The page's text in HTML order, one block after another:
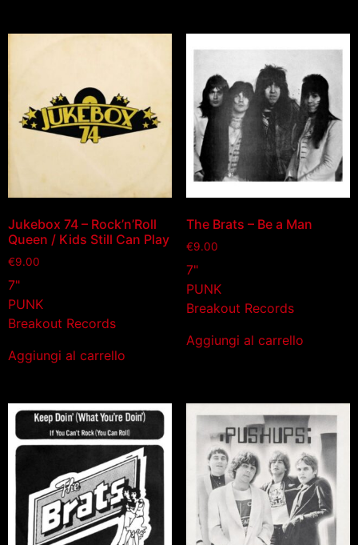
Jukebox 74 – Rock’n’Roll
Queen / Kids Still Can Play
€9.00
7"
PUNK
Breakout Records
Aggiungi al carrello
The Brats – Be a Man
€9.00
7"
PUNK
Breakout Records
Aggiungi al carrello